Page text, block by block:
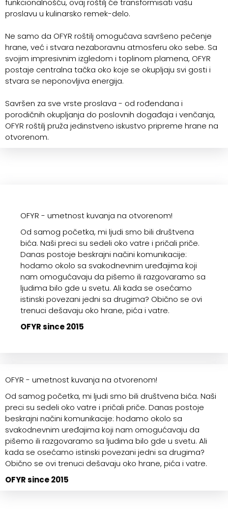
funkcionalnošću, ovaj roštilj će transformisati vašu
proslavu u kulinarsko remek-delo.
Ne samo da OFYR roštilj omogućava savršeno pečenje
hrane, već i stvara nezaboravnu atmosferu oko sebe. Sa
svojim impresivnim izgledom i toplinom plamena, OFYR
postaje centralna tačka oko koje se okupljaju svi gosti i
stvara se neponovljiva energija.
Savršen za sve vrste proslava - od rođendana i
porodičnih okupljanja do poslovnih događaja i venčanja,
OFYR roštilj pruža jedinstveno iskustvo pripreme hrane na
otvorenom.
OFYR - umetnost kuvanja na otvorenom!
Od samog početka, mi ljudi smo bili društvena
bića. Naši preci su sedeli oko vatre i pričali priče.
Danas postoje beskrajni načini komunikacije:
hodamo okolo sa svakodnevnim uređajima koji
nam omogućavaju da pišemo ili razgovaramo sa
ljudima bilo gde u svetu. Ali kada se osećamo
istinski povezani jedni sa drugima? Obično se ovi
trenuci dešavaju oko hrane, pića i vatre.
OFYR since 2015
OFYR - umetnost kuvanja na otvorenom!
Od samog početka, mi ljudi smo bili društvena bića. Naši
preci su sedeli oko vatre i pričali priče. Danas postoje
beskrajni načini komunikacije: hodamo okolo sa
svakodnevnim uređajima koji nam omogućavaju da
pišemo ili razgovaramo sa ljudima bilo gde u svetu. Ali
kada se osećamo istinski povezani jedni sa drugima?
Obično se ovi trenuci dešavaju oko hrane, pića i vatre.
OFYR since 2015